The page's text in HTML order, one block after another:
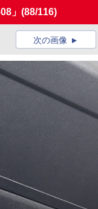
」 (88/116)
次の画像